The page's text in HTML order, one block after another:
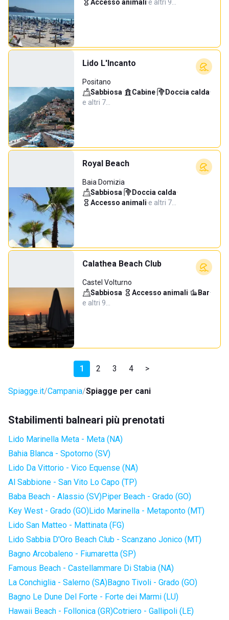
Accesso animali·e altri 9…
Lido L'Incanto
Positano
Sabbiosa· Cabine· Doccia calda·
e altri 7…
Royal Beach
Baia Domizia
Sabbiosa· Doccia calda·
Accesso animali·e altri 7…
Calathea Beach Club
Castel Volturno
Sabbiosa· Accesso animali· Bar·
e altri 9…
1 2 3 4 >
Spiagge.it Campania Spiagge per cani
Stabilimenti balneari più prenotati
Lido Marinella Meta - Meta (NA)
Bahia Blanca - Spotorno (SV)
Lido Da Vittorio - Vico Equense (NA)
Al Sabbione - San Vito Lo Capo (TP)
Baba Beach - Alassio (SV)Piper Beach - Grado (GO)
Key West - Grado (GO)Lido Marinella - Metaponto (MT)
Lido San Matteo - Mattinata (FG)
Lido Sabbia D'Oro Beach Club - Scanzano Jonico (MT)
Bagno Arcobaleno - Fiumaretta (SP)
Famous Beach - Castellammare Di Stabia (NA)
La Conchiglia - Salerno (SA)Bagno Tivoli - Grado (GO)
Bagno Le Dune Del Forte - Forte dei Marmi (LU)
Hawaii Beach - Follonica (GR)Cotriero - Gallipoli (LE)